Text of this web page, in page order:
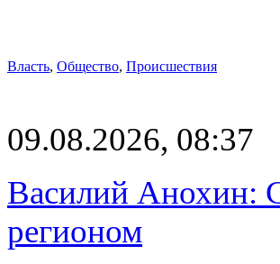
Власть, Общество, Происшествия
09.08.2026, 08:37
Василий Анохин:
регионом